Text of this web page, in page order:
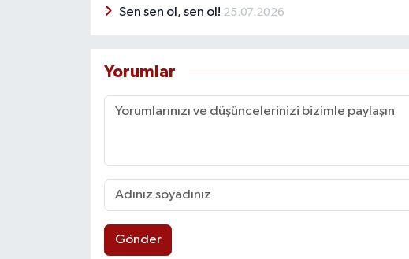
Sen sen ol, sen ol! 25.07.2026
Yorumlar
Gönder